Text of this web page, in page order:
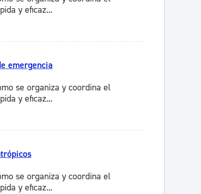
y eficaz...
emergencia
se organiza y coordina el
y eficaz...
se organiza y coordina el
y eficaz...